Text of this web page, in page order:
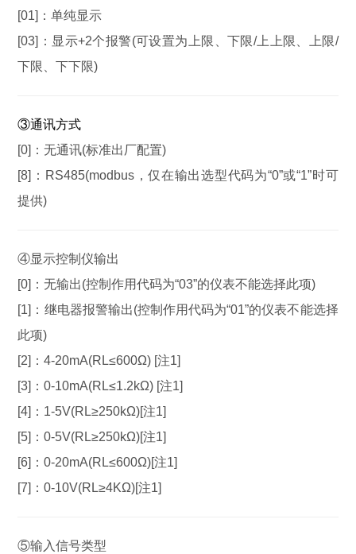
[01]：单纯显示
[03]： 显示+2个报警(可设置为上限、下限/上上限、上限/
下限、下下限)
③通讯方式
[0]：无通讯(标准出厂配置)
[8]： RS485(modbus，仅在输出选型代码为“0”或“1”时可
提供)
④显示控制仪输出
[0]：无输出(控制作用代码为“03”的仪表不能选择此项)
[1]： 继电器报警输出(控制作用代码为“01”的仪表不能选择
此项)
[2]：4-20mA(RL≤600Ω) [注1]
[3]：0-10mA(RL≤1.2kΩ) [注1]
[4]： 1-5V(RL≥250kΩ)[注1]
[5]：0-5V(RL≥250kΩ)[注1]
[6]：0-20mA(RL≤600Ω)[注1]
[7]：0-10V(RL≥4KΩ)[注1]
⑤输入信号类型